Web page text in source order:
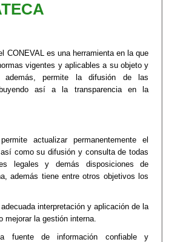
CONEVAL es una herramienta en la que
vigentes y aplicables a su objeto y
además, permite la difusión de las
así a la transparencia en la
actualizar permanentemente el
como su difusión y consulta de todas
legales y demás disposiciones de
además tiene entre otros objetivos los
adecuada interpretación y aplicación de la
mejorar la gestión interna.
fuente de información confiable y